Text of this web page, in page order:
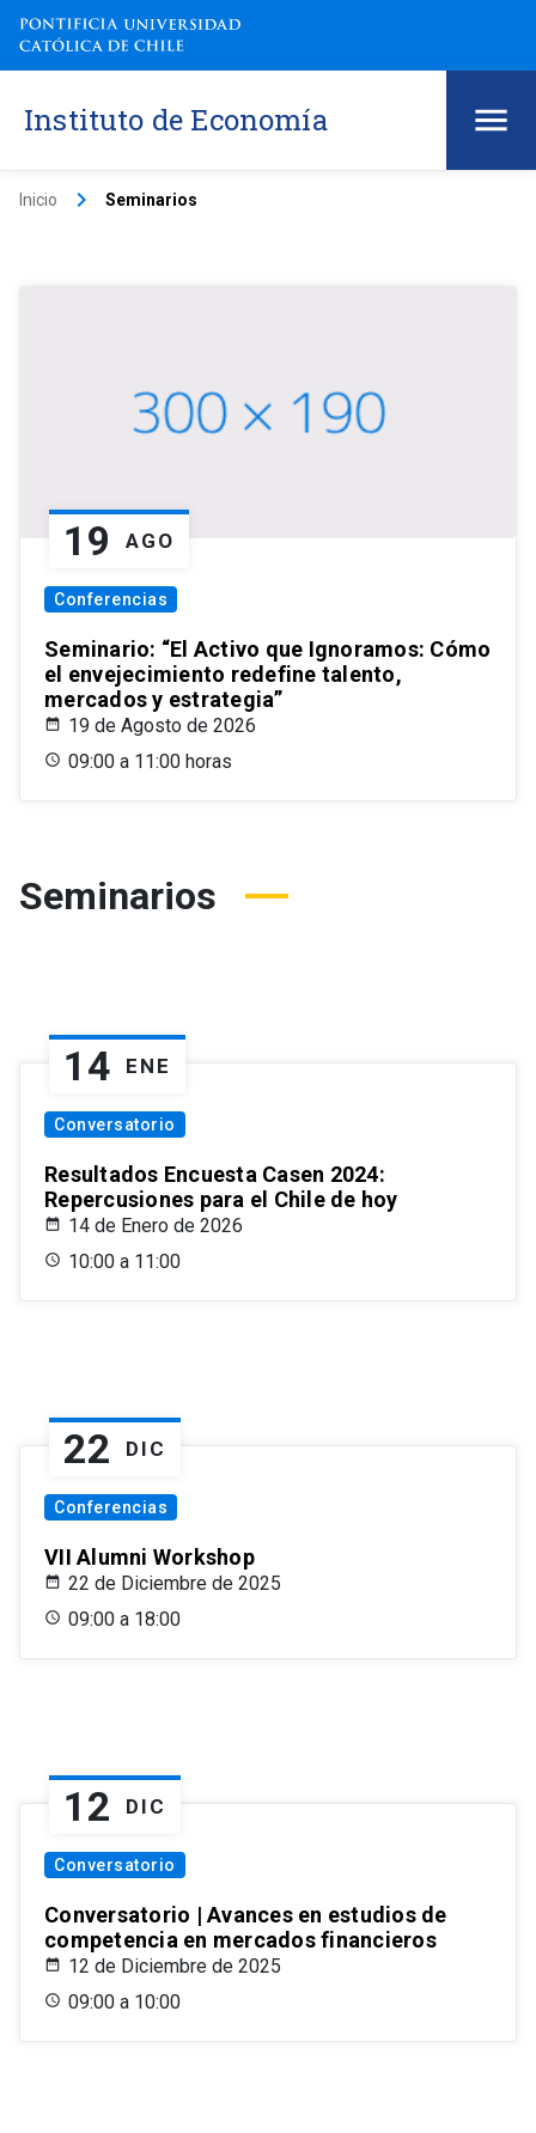
Instituto de Economía
Inicio keyboard_arrow_right Seminarios
19 AGO
Conferencias
Seminario: “El Activo que Ignoramos: Cómo
el envejecimiento redefine talento,
mercados y estrategia”
19 de Agosto de 2026
09:00 a 11:00 horas
Seminarios
14 ENE
Conversatorio
Resultados Encuesta Casen 2024:
Repercusiones para el Chile de hoy
14 de Enero de 2026
10:00 a 11:00
22 DIC
Conferencias
VII Alumni Workshop
22 de Diciembre de 2025
09:00 a 18:00
12 DIC
Conversatorio
Conversatorio | Avances en estudios de
competencia en mercados financieros
12 de Diciembre de 2025
09:00 a 10:00